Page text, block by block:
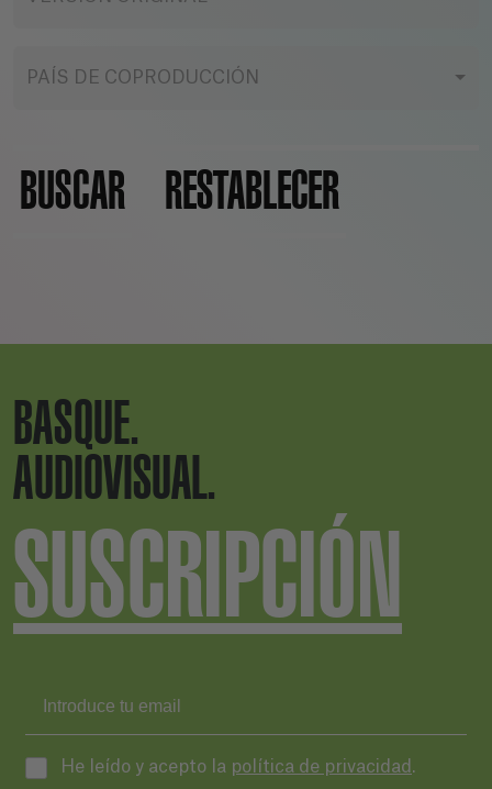
PAÍS DE COPRODUCCIÓN
BUSCAR RESTABLECER
BASQUE.
AUDIOVISUAL.
SUSCRIPCIÓN
He leído y acepto la política de privacidad .